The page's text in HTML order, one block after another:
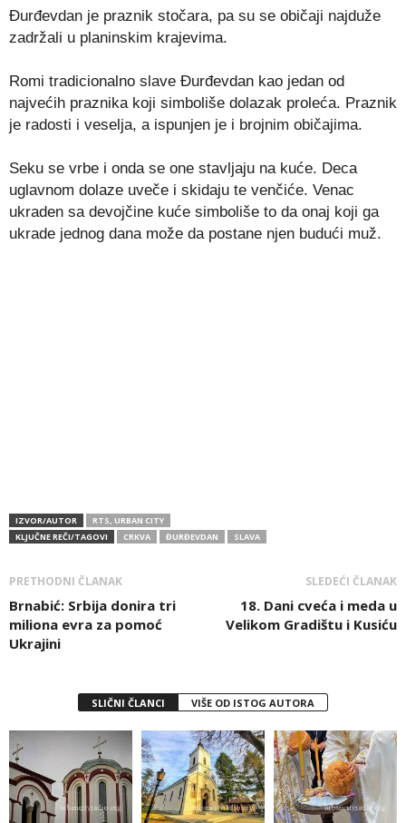
Đurđevdan je praznik stočara, pa su se običaji najduže
zadržali u planinskim krajevima.
Romi tradicionalno slave Đurđevdan kao jedan od
najvećih praznika koji simboliše dolazak proleća. Praznik
je radosti i veselja, a ispunjen je i brojnim običajima.
Seku se vrbe i onda se one stavljaju na kuće. Deca
uglavnom dolaze uveče i skidaju te venčiće. Venac
ukraden sa devojčine kuće simboliše to da onaj koji ga
ukrade jednog dana može da postane njen budući muž.
IZVOR/AUTOR
RTS, URBAN CITY
KLJUČNE REČI/TAGOVI
CRKVA ĐURĐEVDAN SLAVA
PRETHODNI ČLANAK
Brnabić: Srbija donira tri
miliona evra za pomoć
Ukrajini
SLEDEĆI ČLANAK
18. Dani cveća i meda u
Velikom Gradištu i Kusiću
SLIČNI ČLANCI VIŠE OD ISTOG AUTORA